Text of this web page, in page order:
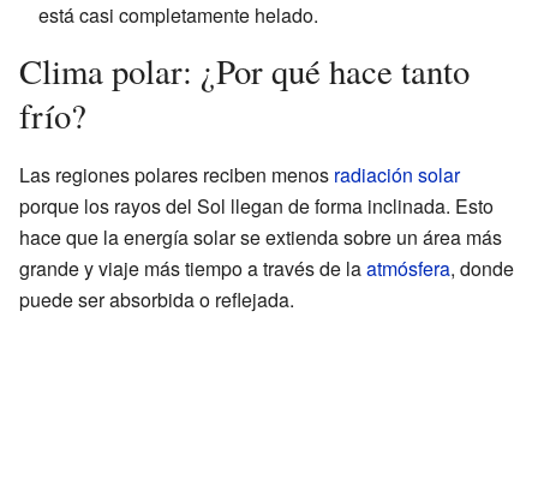
está casi completamente helado.
Clima polar: ¿Por qué hace tanto
frío?
Las regiones polares reciben menos radiación solar
porque los rayos del Sol llegan de forma inclinada. Esto
hace que la energía solar se extienda sobre un área más
grande y viaje más tiempo a través de laatmósfera, donde
puede ser absorbida o reflejada.